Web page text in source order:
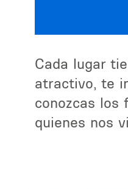
Cada lugar
atractivo, te
conozcas los
quienes nos